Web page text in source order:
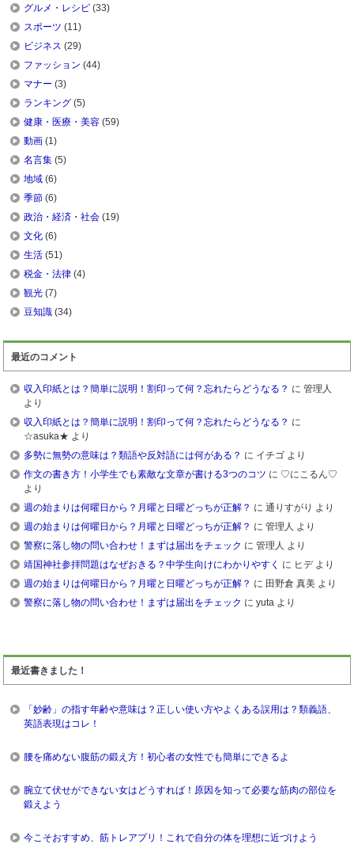
グルメ・レシピ (33)
スポーツ (11)
ビジネス (29)
ファッション (44)
マナー (3)
ランキング (5)
健康・医療・美容 (59)
動画 (1)
名言集 (5)
地域 (6)
季節 (6)
政治・経済・社会 (19)
文化 (6)
生活 (51)
税金・法律 (4)
観光 (7)
豆知識 (34)
最近のコメント
収入印紙とは？簡単に説明！割印って何？忘れたらどうなる？ に 管理人
より
収入印紙とは？簡単に説明！割印って何？忘れたらどうなる？ に
☆asuka★ より
多勢に無勢の意味は？類語や反対語には何がある？ に イチゴ より
作文の書き方！小学生でも素敵な文章が書ける3つのコツ に ♡にこるん♡
より
週の始まりは何曜日から？月曜と日曜どっちが正解？ に 通りすがり より
週の始まりは何曜日から？月曜と日曜どっちが正解？ に 管理人 より
警察に落し物の問い合わせ！まずは届出をチェック に 管理人 より
靖国神社参拝問題はなぜおきる？中学生向けにわかりやすく に ヒデ より
週の始まりは何曜日から？月曜と日曜どっちが正解？ に 田野倉 真美 より
警察に落し物の問い合わせ！まずは届出をチェック に yuta より
最近書きました！
「妙齢」の指す年齢や意味は？正しい使い方やよくある誤用は？類義語、
英語表現はコレ！
腰を痛めない腹筋の鍛え方！初心者の女性でも簡単にできるよ
腕立て伏せができない女はどうすれば！原因を知って必要な筋肉の部位を
鍛えよう
今こそおすすめ、筋トレアプリ！これで自分の体を理想に近づけよう